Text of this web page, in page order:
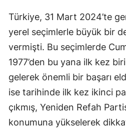
Türkiye, 31 Mart 2024’te
yerel seçimlerle büyük bir
vermişti. Bu seçimlerde
1977’den bu yana ilk kez
gelerek önemli bir başarı
ise tarihinde ilk kez ikinci
çıkmış, Yeniden Refah
konumuna yükselerek